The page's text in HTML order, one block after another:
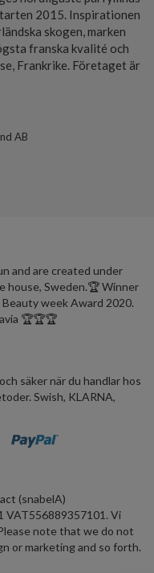
2015. Inspirationen
skogen, marken
franska kvalité och
Frankrike. Företaget är
AB
and are created under
house, Sweden.🏆 Winner
week Award 2020.
🏆🏆🏆
säker när du handlar hos
Swish, KLARNA,
(snabelA)
VAT556889357101. Vi
note that we do not
or marketing and so forth.